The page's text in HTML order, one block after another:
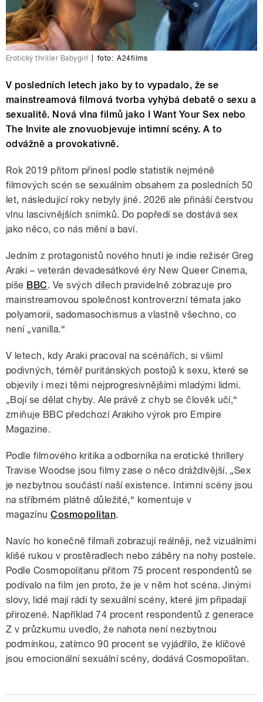
Erotický thriller Babygirl foto: A24films
V posledních letech jako by to vypadalo, že se
mainstreamová filmová tvorba vyhýbá debatě o sexu a
sexualitě. Nová vlna filmů jako I Want Your Sex nebo
The Invite ale znovuobjevuje intimní scény. A to
odvážně a provokativně.
Rok 2019 přitom přinesl podle statistik nejméně
filmových scén se sexuálním obsahem za posledních 50
let, následující roky nebyly jiné. 2026 ale přináší čerstvou
vlnu lascivnějších snímků. Do popředí se dostává sex
jako něco, co nás mění a baví.
Jedním z protagonistů nového hnutí je indie režisér Greg
Araki – veterán devadesátkové éry New Queer Cinema,
píše BBC. Ve svých dílech pravidelně zobrazuje pro
mainstreamovou společnost kontroverzní témata jako
polyamorii, sadomasochismus a vlastně všechno, co
není „vanilla.“
V letech, kdy Araki pracoval na scénářích, si všiml
podivných, téměř puritánských postojů k sexu, které se
objevily i mezi těmi nejprogresivnějšími mladými lidmi.
„Bojí se dělat chyby. Ale právě z chyb se člověk učí,“
zmiňuje BBC předchozí Arakiho výrok pro Empire
Magazine.
Podle filmového kritika a odborníka na erotické thrillery
Travise Woodse jsou filmy zase o něco dráždivější. „Sex
je nezbytnou součástí naší existence. Intimní scény jsou
na stříbrném plátně důležité,“ komentuje v
magazínu Cosmopolitan.
Navíc ho konečně filmaři zobrazují reálněji, než vizuálními
klišé rukou v prostěradlech nebo záběry na nohy postele.
Podle Cosmopolitanu přitom 75 procent respondentů se
podívalo na film jen proto, že je v něm hot scéna. Jinými
slovy, lidé mají rádi ty sexuální scény, které jim připadají
přirozené. Například 74 procent respondentů z generace
Z v průzkumu uvedlo, že nahota není nezbytnou
podmínkou, zatímco 90 procent se vyjádřilo, že klíčové
jsou emocionální sexuální scény, dodává Cosmopolitan.